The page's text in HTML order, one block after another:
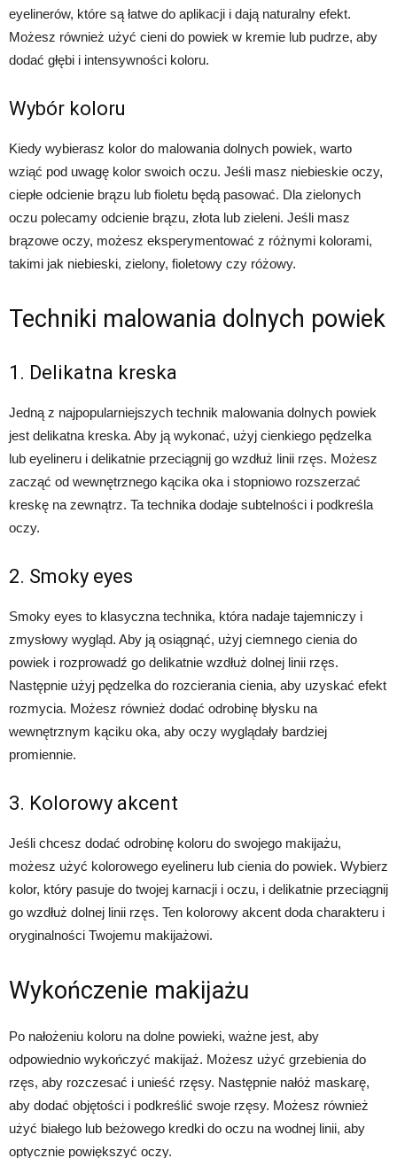
eyelinerów, które są łatwe do aplikacji i dają naturalny efekt.
Możesz również użyć cieni do powiek w kremie lub pudrze, aby
dodać głębi i intensywności koloru.
Wybór koloru
Kiedy wybierasz kolor do malowania dolnych powiek, warto
wziąć pod uwagę kolor swoich oczu. Jeśli masz niebieskie oczy,
ciepłe odcienie brązu lub fioletu będą pasować. Dla zielonych
oczu polecamy odcienie brązu, złota lub zieleni. Jeśli masz
brązowe oczy, możesz eksperymentować z różnymi kolorami,
takimi jak niebieski, zielony, fioletowy czy różowy.
Techniki malowania dolnych powiek
1. Delikatna kreska
Jedną z najpopularniejszych technik malowania dolnych powiek
jest delikatna kreska. Aby ją wykonać, użyj cienkiego pędzelka
lub eyelineru i delikatnie przeciągnij go wzdłuż linii rzęs. Możesz
zacząć od wewnętrznego kącika oka i stopniowo rozszerzać
kreskę na zewnątrz. Ta technika dodaje subtelności i podkreśla
oczy.
2. Smoky eyes
Smoky eyes to klasyczna technika, która nadaje tajemniczy i
zmysłowy wygląd. Aby ją osiągnąć, użyj ciemnego cienia do
powiek i rozprowadź go delikatnie wzdłuż dolnej linii rzęs.
Następnie użyj pędzelka do rozcierania cienia, aby uzyskać efekt
rozmycia. Możesz również dodać odrobinę błysku na
wewnętrznym kąciku oka, aby oczy wyglądały bardziej
promiennie.
3. Kolorowy akcent
Jeśli chcesz dodać odrobinę koloru do swojego makijażu,
możesz użyć kolorowego eyelineru lub cienia do powiek. Wybierz
kolor, który pasuje do twojej karnacji i oczu, i delikatnie przeciągnij
go wzdłuż dolnej linii rzęs. Ten kolorowy akcent doda charakteru i
oryginalności Twojemu makijażowi.
Wykończenie makijażu
Po nałożeniu koloru na dolne powieki, ważne jest, aby
odpowiednio wykończyć makijaż. Możesz użyć grzebienia do
rzęs, aby rozczesać i unieść rzęsy. Następnie nałóż maskarę,
aby dodać objętości i podkreślić swoje rzęsy. Możesz również
użyć białego lub beżowego kredki do oczu na wodnej linii, aby
optycznie powiększyć oczy.